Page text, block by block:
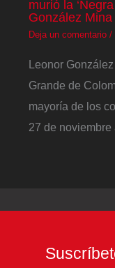
murió la
González Mina
Deja un comentario /
Leonor
Grande de
mayoría de los
27 de